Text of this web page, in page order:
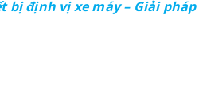
bị định vị xe máy – Giải